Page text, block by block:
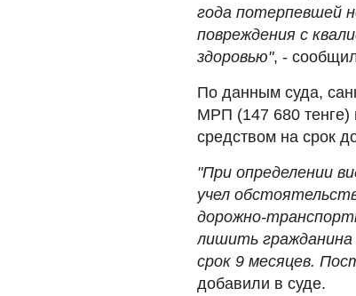
года потерпевшей
повреждения с
здоровью", -
По данным суда,
МРП (147 680 тенге)
средством на срок
"При определении
учел
дорожно-
лишить
срок 9 месяцев.
добавили в суде.